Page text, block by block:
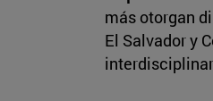
más otorgan
El Salvador y